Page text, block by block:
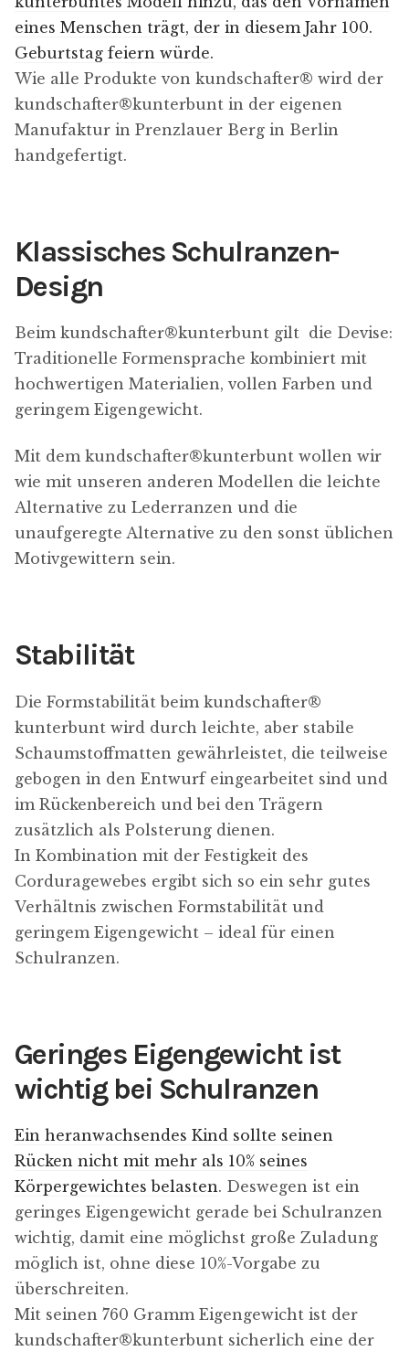
eines Menschen trägt, der in diesem Jahr 100.
Geburtstag feiern würde.
Wie alle Produkte von kundschafter​® wird der
kundschafter​®​kunterbunt in der eigenen
Manufaktur in Prenzlauer Berg in Berlin
handgefertigt.
Klassisches Schulranzen-
Design
Beim kundschafter​®​kunterbunt gilt die Devise:
Traditionelle Formensprache kombiniert mit
hochwertigen Materialien, vollen Farben und
geringem Eigengewicht.
Mit dem kundschafter​®​kunterbunt wollen wir
wie mit unseren anderen Modellen die leichte
Alternative zu Lederranzen und die
unaufgeregte Alternative zu den sonst üblichen
Motivgewittern sein.
Stabilität
Die Formstabilität beim kundschafter​®​
kunterbunt wird durch leichte, aber stabile
Schaumstoffmatten gewährleistet, die teilweise
gebogen in den Entwurf eingearbeitet sind und
im Rückenbereich und bei den Trägern
zusätzlich als Polsterung dienen.
In Kombination mit der Festigkeit des
Corduragewebes ergibt sich so ein sehr gutes
Verhältnis zwischen Formstabilität und
geringem Eigengewicht – ideal für einen
Schulranzen.
Geringes Eigengewicht ist
wichtig bei Schulranzen
Ein heranwachsendes Kind sollte seinen
Rücken nicht mit mehr als 10% seines
Körpergewichtes belasten. Deswegen ist ein
geringes Eigengewicht gerade bei Schulranzen
wichtig, damit eine möglichst große Zuladung
möglich ist, ohne diese 10%-Vorgabe zu
überschreiten.
Mit seinen 760 Gramm Eigengewicht ist der
kundschafter​®​kunterbunt sicherlich eine der